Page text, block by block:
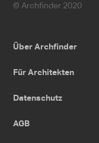
© Archfinder 2020
Über Archfinder
Für Architekten
Datenschutz
AGB